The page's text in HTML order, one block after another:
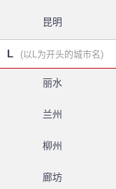
昆明
L (以L为开头的城市名)
丽水
兰州
柳州
廊坊